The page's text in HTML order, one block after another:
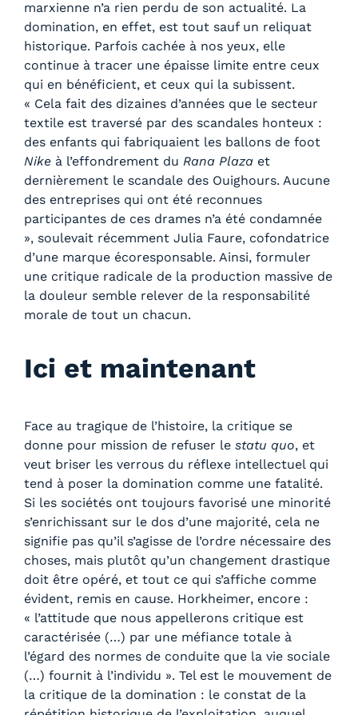
marxienne n’a rien perdu de son actualité. La
domination, en effet, est tout sauf un reliquat
historique. Parfois cachée à nos yeux, elle
continue à tracer une épaisse limite entre ceux
qui en bénéficient, et ceux qui la subissent.
« Cela fait des dizaines d’années que le secteur
textile est traversé par des scandales honteux :
des enfants qui fabriquaient les ballons de foot
Nike à l’effondrement du Rana Plaza et
dernièrement le scandale des Ouighours. Aucune
des entreprises qui ont été reconnues
participantes de ces drames n’a été condamnée
», soulevait récemment Julia Faure, cofondatrice
d’une marque écoresponsable. Ainsi, formuler
une critique radicale de la production massive de
la douleur semble relever de la responsabilité
morale de tout un chacun.
Ici et maintenant
Face au tragique de l’histoire, la critique se
donne pour mission de refuser le statu quo, et
veut briser les verrous du réflexe intellectuel qui
tend à poser la domination comme une fatalité.
Si les sociétés ont toujours favorisé une minorité
s’enrichissant sur le dos d’une majorité, cela ne
signifie pas qu’il s’agisse de l’ordre nécessaire des
choses, mais plutôt qu’un changement drastique
doit être opéré, et tout ce qui s’affiche comme
évident, remis en cause. Horkheimer, encore :
« l’attitude que nous appellerons critique est
caractérisée (…) par une méfiance totale à
l’égard des normes de conduite que la vie sociale
(…) fournit à l’individu ». Tel est le mouvement de
la critique de la domination : le constat de la